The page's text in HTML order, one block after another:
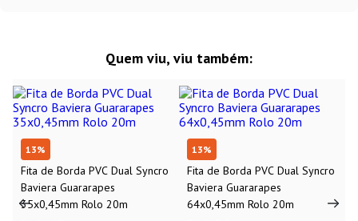
Quem viu, viu também:
13%
Fita de Borda PVC Dual Syncro
Baviera Guararapes
35x0,45mm Rolo 20m
13%
Fita de Borda PVC Dual Syncro
Baviera Guararapes
64x0,45mm Rolo 20m